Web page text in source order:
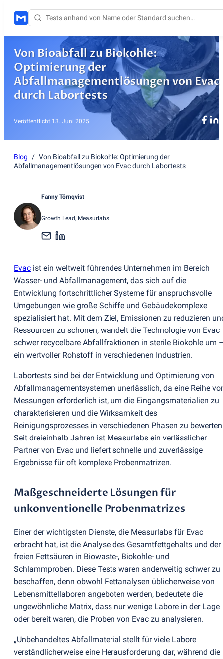
Von Bioabfall zu Biokohle:
Optimierung der
Abfallmanagementlösungen von Evac
durch Labortests
Veröffentlicht 13. Juni 2025
Blog / Von Bioabfall zu Biokohle: Optimierung der
Abfallmanagementlösungen von Evac durch Labortests
Fanny Törnqvist
Growth Lead, Measurlabs
Evac ist ein weltweit führendes Unternehmen im Bereich
Wasser- und Abfallmanagement, das sich auf die
Entwicklung fortschrittlicher Systeme für anspruchsvolle
Umgebungen wie große Schiffe und Gebäudekomplexe
spezialisiert hat. Mit dem Ziel, Emissionen zu reduzieren
Ressourcen zu schonen, wandelt die Technologie von Evac
schwer recycelbare Abfallfraktionen in sterile Biokohle um
ein wertvoller Rohstoff in verschiedenen Industrien.
Labortests sind bei der Entwicklung und Optimierung von
Abfallmanagementsystemen unerlässlich, da eine Reihe
Messungen erforderlich ist, um die Eingangsmaterialien zu
charakterisieren und die Wirksamkeit des
Reinigungsprozesses in verschiedenen Phasen zu
Seit dreieinhalb Jahren ist Measurlabs ein verlässlicher
Partner von Evac und liefert schnelle und zuverlässige
Ergebnisse für oft komplexe Probenmatrizen.
Maßgeschneiderte Lösungen für
unkonventionelle Probenmatrizes
Einer der wichtigsten Dienste, die Measurlabs für Evac
erbracht hat, ist die Analyse des Gesamtfettgehalts und der
freien Fettsäuren in Biowaste-, Biokohle- und
Schlammproben. Diese Tests waren anderweitig schwer zu
beschaffen, denn obwohl Fettanalysen üblicherweise von
Lebensmittellaboren angeboten werden, bedeutete die
ungewöhnliche Matrix, dass nur wenige Labore in der Lage
oder bereit waren, die Proben von Evac zu analysieren.
„Unbehandeltes Abfallmaterial stellt für viele Labore
verständlicherweise eine Herausforderung dar, während die